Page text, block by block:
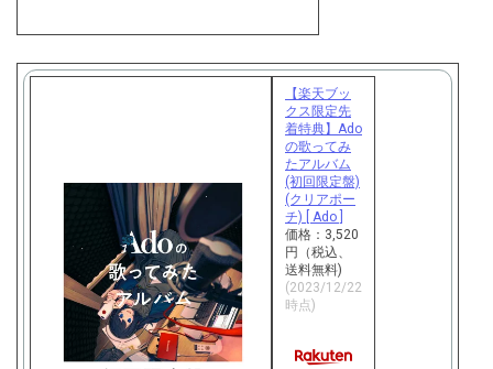
入
【楽天ブッ
クス限定先
着特典】Ado
の歌ってみ
たアルバム
(初回限定盤)
(クリアポー
チ) [ Ado ]
価格：3,520
円（税込、
送料無料)
(2023/12/22
時点)